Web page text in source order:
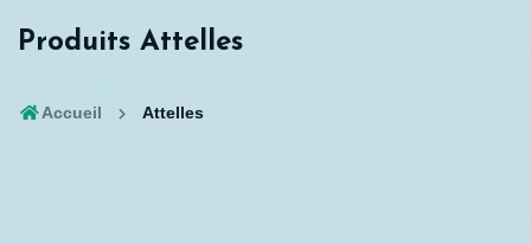
Produits Attelles
Accueil Attelles